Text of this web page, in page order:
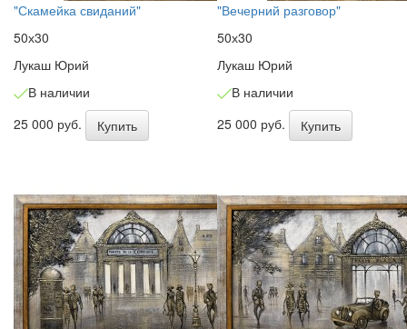
"Скамейка свиданий"
50х30
Лукаш Юрий
В наличии
25 000 руб.
Купить
"Вечерний разговор"
50х30
Лукаш Юрий
В наличии
25 000 руб.
Купить